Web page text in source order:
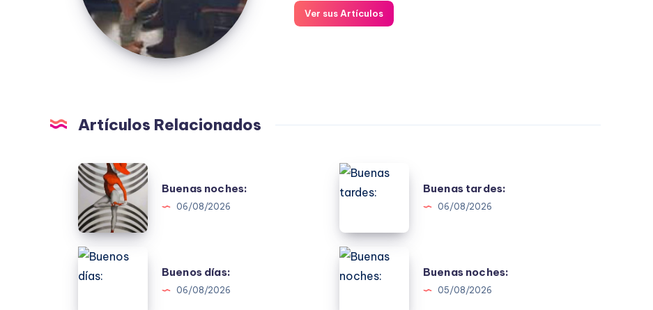
Ver sus Artículos
Artículos Relacionados
Buenas
noches:
Buenas noches:
06/08/2026
Buenas
tardes:
Buenas tardes:
06/08/2026
Buenos
días:
Buenos días:
06/08/2026
Buenas
noches:
Buenas noches:
05/08/2026